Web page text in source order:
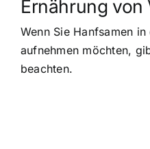
Ernährung von
Wenn Sie Hanfsamen
aufnehmen möchten,
beachten.